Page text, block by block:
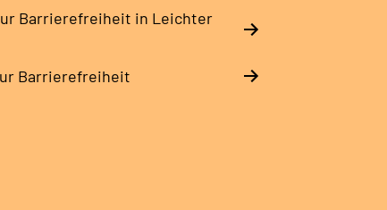
Barrierefreiheit in Leichter
Barrierefreiheit